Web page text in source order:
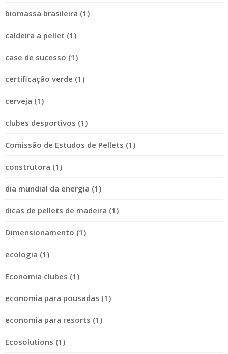
biomassa brasileira (1)
caldeira a pellet (1)
case de sucesso (1)
certificação verde (1)
cerveja (1)
clubes desportivos (1)
Comissão de Estudos de Pellets (1)
construtora (1)
dia mundial da energia (1)
dicas de pellets de madeira (1)
Dimensionamento (1)
ecologia (1)
Economia clubes (1)
economia para pousadas (1)
economia para resorts (1)
Ecosolutions (1)